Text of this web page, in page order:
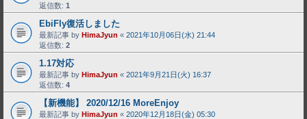
返信数: 1
EbiFly復活しました
最新記事 by HimaJyun « 2021年10月06日(水) 21:44
返信数: 2
1.17対応
最新記事 by HimaJyun « 2021年9月21日(火) 16:37
返信数: 4
【新機能】 2020/12/16 MoreEnjoy
最新記事 by HimaJyun « 2020年12月18日(金) 05:30